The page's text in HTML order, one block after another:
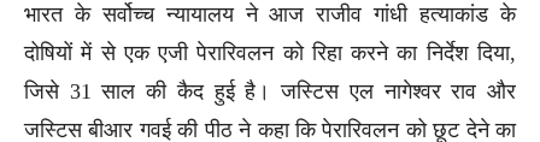
भारत के सर्वोच्च न्यायालय ने आज राजीव गांधी हत्याकांड के
दोषियों में से एक एजी पेरारिवलन को रिहा करने का निर्देश दिया,
जिसे 31 साल की कैद हुई है। जस्टिस एल नागेश्वर राव और
जस्टिस बीआर गवई की पीठ ने कहा कि पेरारिवलन को छूट देने का